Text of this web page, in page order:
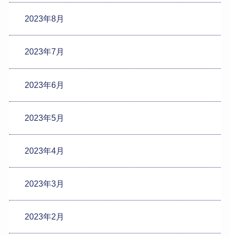
2023年8月
2023年7月
2023年6月
2023年5月
2023年4月
2023年3月
2023年2月